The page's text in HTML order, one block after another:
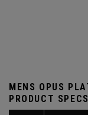
MENS OPUS
PRODUCT SPECS